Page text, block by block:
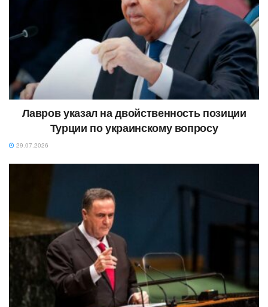
Лавров указал на двойственность позиции
Турции по украинскому вопросу
29.07.2026